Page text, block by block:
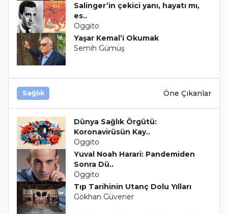
Salinger’in çekici yanı, hayatı mı,
es..
Oggito
Yaşar Kemal’i Okumak
Semih Gümüş
Sağlık Öne Çıkanlar
Dünya Sağlık Örgütü:
Koronavirüsün Kay..
Oggito
Yuval Noah Harari: Pandemiden
Sonra Dü..
Oggito
Tıp Tarihinin Utanç Dolu Yılları
Gökhan Güvener